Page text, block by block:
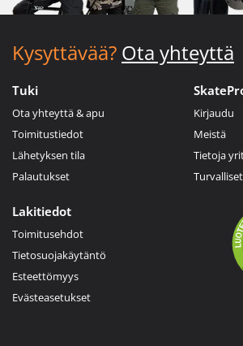
Kysyttävää? Ota yhteyttä
Tuki
Ota yhteyttä & apu
Toimitustiedot
Lähetyksen tila
Palautukset
Kirjaudu
Meistä
Tietoja
Lakitiedot
Toimitusehdot
Tietosuojakäytäntö
Esteettömyys
Evästeasetukset